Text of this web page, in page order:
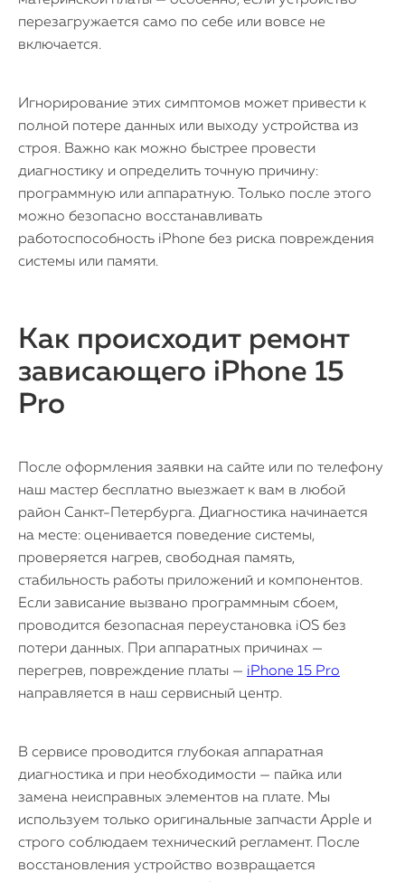
перезагружается само по себе или вовсе не
включается.
Игнорирование этих симптомов может привести к
полной потере данных или выходу устройства из
строя. Важно как можно быстрее провести
диагностику и определить точную причину:
программную или аппаратную. Только после этого
можно безопасно восстанавливать
работоспособность iPhone без риска повреждения
системы или памяти.
Как происходит ремонт
зависающего iPhone 15
Pro
После оформления заявки на сайте или по телефону
наш мастер бесплатно выезжает к вам в любой
район Санкт-Петербурга. Диагностика начинается
на месте: оценивается поведение системы,
проверяется нагрев, свободная память,
стабильность работы приложений и компонентов.
Если зависание вызвано программным сбоем,
проводится безопасная переустановка iOS без
потери данных. При аппаратных причинах —
перегрев, повреждение платы — iPhone 15 Pro
направляется в наш сервисный центр.
В сервисе проводится глубокая аппаратная
диагностика и при необходимости — пайка или
замена неисправных элементов на плате. Мы
используем только оригинальные запчасти Apple и
строго соблюдаем технический регламент. После
восстановления устройство возвращается